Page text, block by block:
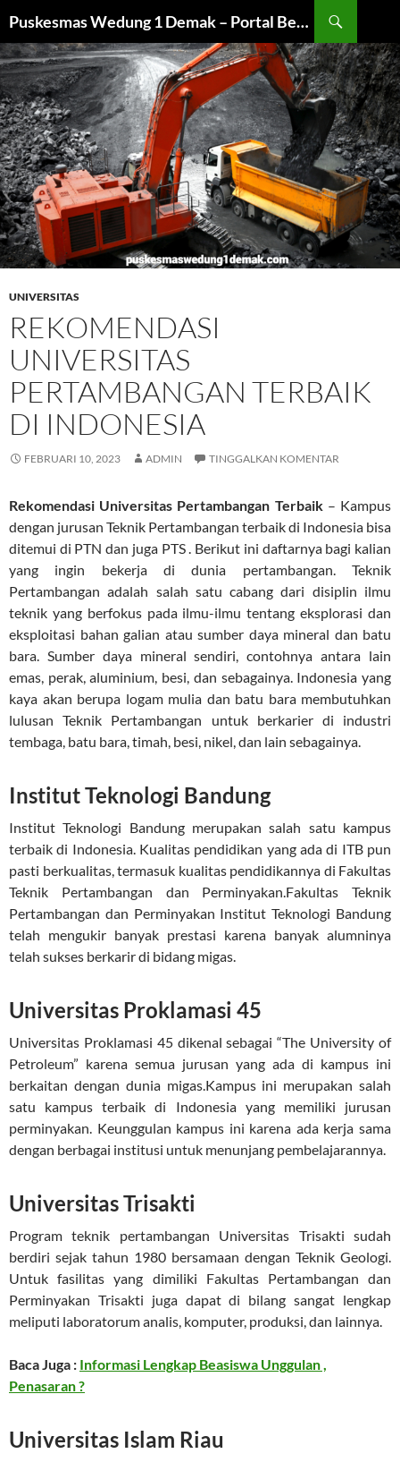
ke
isi
Puskesmas Wedung 1 Demak – Portal Beasiswa dan Universitas
UNIVERSITAS
REKOMENDASI
UNIVERSITAS
PERTAMBANGAN TERBAIK
DI INDONESIA
FEBRUARI 10, 2023 ADMIN TINGGALKAN KOMENTAR
Rekomendasi Universitas Pertambangan Terbaik– Kampus
dengan jurusan Teknik Pertambangan terbaik di Indonesia bisa
ditemui di PTN dan juga PTS . Berikut ini daftarnya bagi kalian
yang ingin bekerja di dunia pertambangan. Teknik
Pertambangan adalah salah satu cabang dari disiplin ilmu
teknik yang berfokus pada ilmu-ilmu tentang eksplorasi dan
eksploitasi bahan galian atau sumber daya mineral dan batu
bara. Sumber daya mineral sendiri, contohnya antara lain
emas, perak, aluminium, besi, dan sebagainya. Indonesia yang
kaya akan berupa logam mulia dan batu bara membutuhkan
lulusan Teknik Pertambangan untuk berkarier di industri
tembaga, batu bara, timah, besi, nikel, dan lain sebagainya.
Institut Teknologi Bandung
Institut Teknologi Bandung merupakan salah satu kampus
terbaik di Indonesia. Kualitas pendidikan yang ada di ITB pun
pasti berkualitas, termasuk kualitas pendidikannya di Fakultas
Teknik Pertambangan dan Perminyakan.Fakultas Teknik
Pertambangan dan Perminyakan Institut Teknologi Bandung
telah mengukir banyak prestasi karena banyak alumninya
telah sukses berkarir di bidang migas.
Universitas Proklamasi 45
Universitas Proklamasi 45 dikenal sebagai “The University of
Petroleum” karena semua jurusan yang ada di kampus ini
berkaitan dengan dunia migas.Kampus ini merupakan salah
satu kampus terbaik di Indonesia yang memiliki jurusan
perminyakan. Keunggulan kampus ini karena ada kerja sama
dengan berbagai institusi untuk menunjang pembelajarannya.
Universitas Trisakti
Program teknik pertambangan Universitas Trisakti sudah
berdiri sejak tahun 1980 bersamaan dengan Teknik Geologi.
Untuk fasilitas yang dimiliki Fakultas Pertambangan dan
Perminyakan Trisakti juga dapat di bilang sangat lengkap
meliputi laboratorum analis, komputer, produksi, dan lainnya.
Baca Juga : Informasi Lengkap Beasiswa Unggulan ,
Penasaran ?
Universitas Islam Riau